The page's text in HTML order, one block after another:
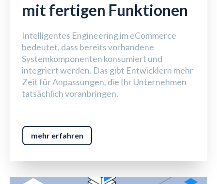
mit fertigen Funktionen
Intelligentes Engineering im eCommerce
bedeutet, dass bereits vorhandene
Systemkomponenten konsumiert und
integriert werden. Das gibt Entwicklern mehr
Zeit für Anpassungen, die Ihr Unternehmen
tatsächlich voranbringen.
mehr erfahren